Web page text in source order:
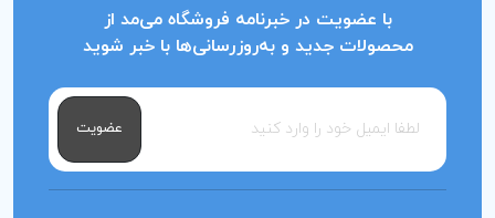
با عضویت در خبرنامه فروشگاه می‌مد از
محصولات جدید و به‌روزرسانی‌ها با خبر شوید
عضویت